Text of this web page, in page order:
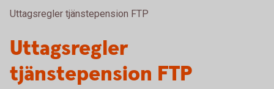
Uttagsregler tjänstepension FTP
Uttagsregler
tjänstepension FTP